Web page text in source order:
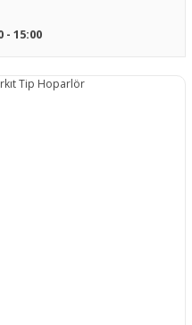
- 15:00